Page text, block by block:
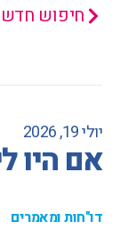
חיפוש חדש
יולי 19, 2026
אם היו
דו"חות ומאמרים